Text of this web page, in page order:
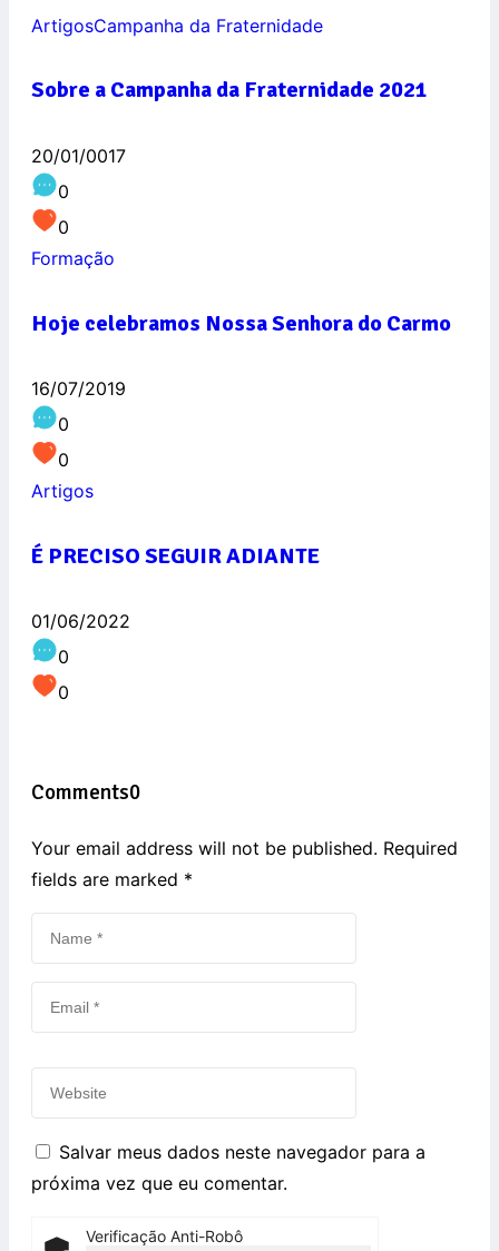
ArtigosCampanha da Fraternidade
Sobre a Campanha da Fraternidade 2021
20/01/0017
0
0
Formação
Hoje celebramos Nossa Senhora do Carmo
16/07/2019
0
0
Artigos
É PRECISO SEGUIR ADIANTE
01/06/2022
0
0
Comments0
Your email address will not be published. Required
fields are marked *
Salvar meus dados neste navegador para a
próxima vez que eu comentar.
Verificação Anti-Robô